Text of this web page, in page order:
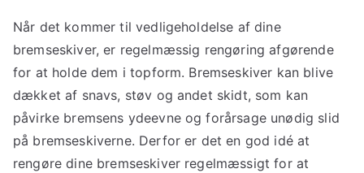
Når det kommer til vedligeholdelse af dine
bremseskiver, er regelmæssig rengøring afgørende
for at holde dem i topform. Bremseskiver kan blive
dækket af snavs, støv og andet skidt, som kan
påvirke bremsens ydeevne og forårsage unødig slid
på bremseskiverne. Derfor er det en god idé at
rengøre dine bremseskiver regelmæssigt for at